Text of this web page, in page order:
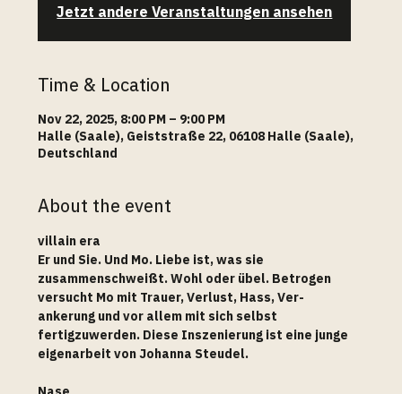
Jetzt andere Veranstaltungen ansehen
Time & Location
Nov 22, 2025, 8:00 PM – 9:00 PM
Halle (Saale), Geiststraße 22, 06108 Halle (Saale),
Deutschland
About the event
villain era
Er und Sie. Und Mo. Liebe ist, was sie
zusammenschweißt. Wohl oder übel. Betrogen
versucht Mo mit Trauer, Verlust, Hass, Ver-
ankerung und vor allem mit sich selbst
fertigzuwerden. Diese Inszenierung ist eine junge
eigenarbeit von Johanna Steudel.